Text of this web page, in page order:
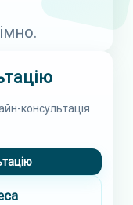
консультація